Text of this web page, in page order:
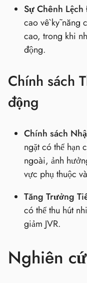
Sự Chênh
cao về kỹ năng
cao, trong khi
động.
Chính sách
động
Chính sách
ngặt có thể hạn
ngoài, ảnh
vực phụ thuộc
Tăng Trưởng
có thể thu hút
giảm JVR.
Nghiên